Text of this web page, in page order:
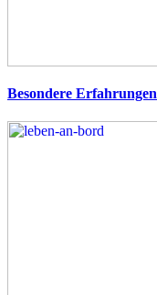
Besondere Erfahrungen